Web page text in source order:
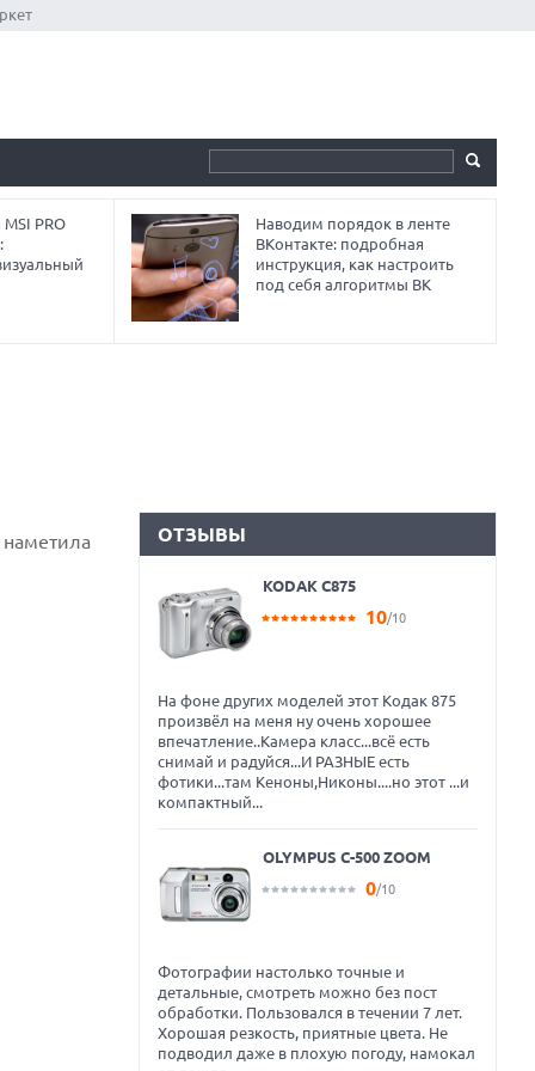
PRO
Наводим порядок в ленте
ВКонтакте: подробная
инструкция, как настроить
под себя алгоритмы ВК
ОТЗЫВЫ
KODAK C875
10/10
На фоне других моделей этот Кодак 875
произвёл на меня ну очень хорошее
впечатление..Камера класс...всё есть
снимай и радуйся...И РАЗНЫЕ есть
фотики...там Кеноны,Никоны....но этот ...и
компактный...
OLYMPUS C-500 ZOOM
0/10
Фотографии настолько точные и
детальные, смотреть можно без пост
обработки. Пользовался в течении 7 лет.
Хорошая резкость, приятные цвета. Не
подводил даже в плохую погоду, намокал